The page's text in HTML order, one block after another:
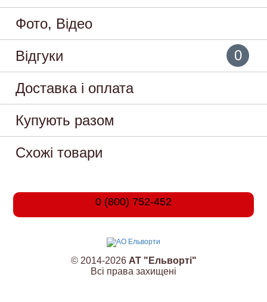
Фото, Відео
Відгуки
0
Доставка і оплата
Купують разом
Схожі товари
0 (800) 752-452
© 2014-2026 АТ "Ельворті"
Всі права захищені